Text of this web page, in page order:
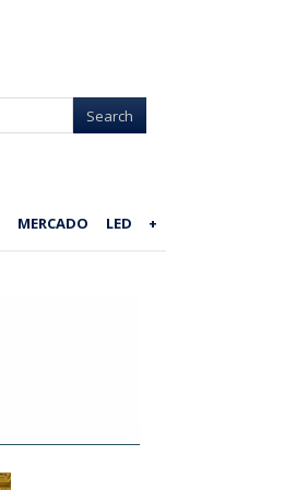
MERCADO LED +